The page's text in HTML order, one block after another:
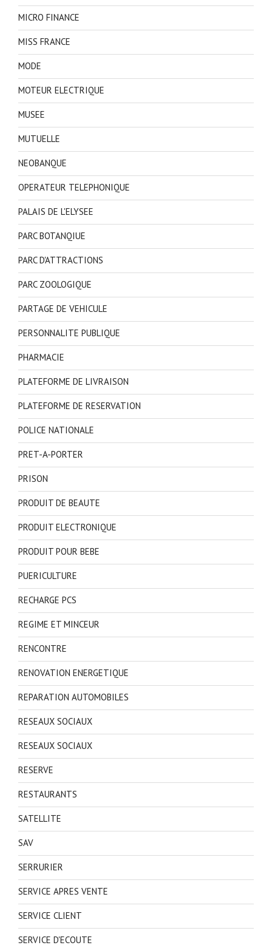
MICRO FINANCE
MISS FRANCE
MODE
MOTEUR ELECTRIQUE
MUSEE
MUTUELLE
NEOBANQUE
OPERATEUR TELEPHONIQUE
PALAIS DE L'ELYSEE
PARC BOTANQIUE
PARC D'ATTRACTIONS
PARC ZOOLOGIQUE
PARTAGE DE VEHICULE
PERSONNALITE PUBLIQUE
PHARMACIE
PLATEFORME DE LIVRAISON
PLATEFORME DE RESERVATION
POLICE NATIONALE
PRET-A-PORTER
PRISON
PRODUIT DE BEAUTE
PRODUIT ELECTRONIQUE
PRODUIT POUR BEBE
PUERICULTURE
RECHARGE PCS
REGIME ET MINCEUR
RENCONTRE
RENOVATION ENERGETIQUE
REPARATION AUTOMOBILES
RESEAUX SOCIAUX
RESEAUX SOCIAUX
RESERVE
RESTAURANTS
SATELLITE
SAV
SERRURIER
SERVICE APRES VENTE
SERVICE CLIENT
SERVICE D'ECOUTE